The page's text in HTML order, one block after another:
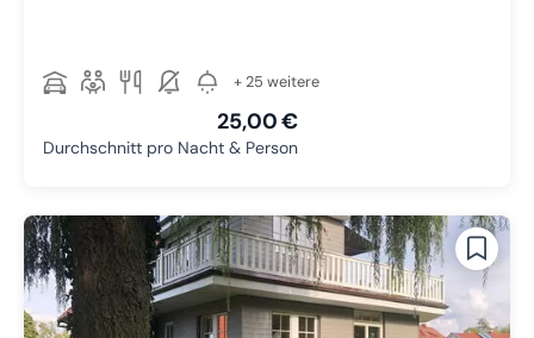
+ 25 weitere
25,00 €
Durchschnitt pro Nacht & Person